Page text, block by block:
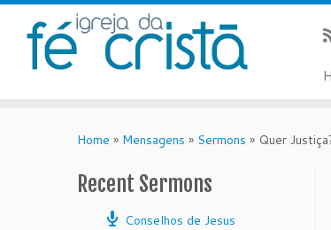
Home » Mensagens » Sermons » Quer
Recent Sermons
Conselhos de Jesus